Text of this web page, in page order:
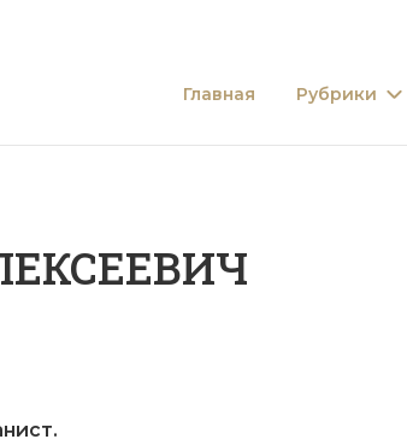
Главная Рубрики